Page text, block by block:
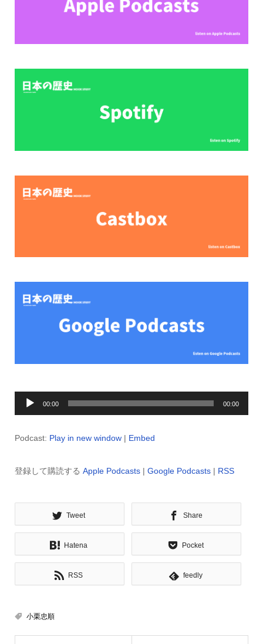
声
00:00 00:00
Podcast: Play in new window| Embed
登録して購読する Apple Podcasts| Google Podcasts| RSS
Tweet Share
Hatena Pocket
RSS feedly
小栗忠順